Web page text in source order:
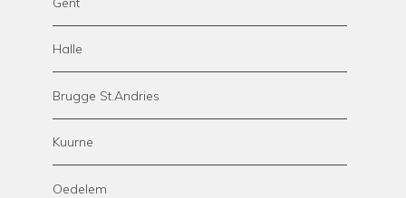
Halle
Brugge St.Andries
Kuurne
Oedelem